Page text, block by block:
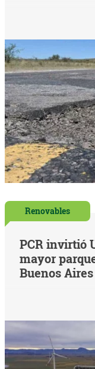
Renovables
PCR invirtió
mayor
Buenos Aires